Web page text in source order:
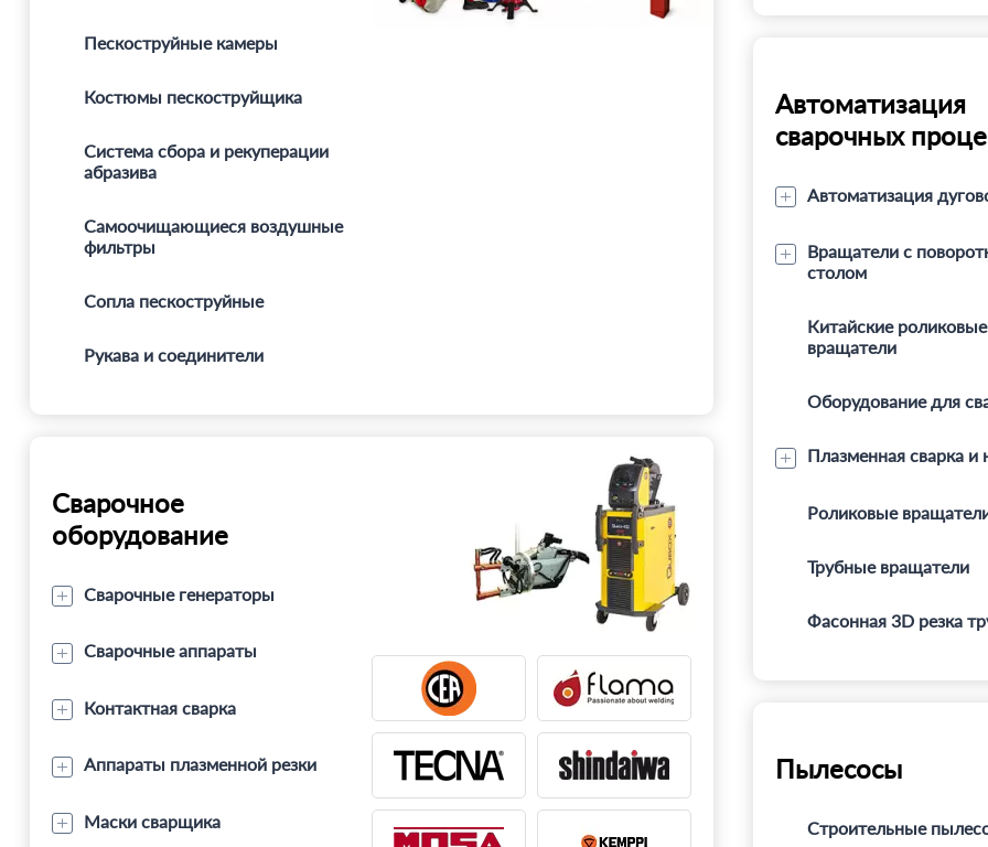
Пескоструйные камеры
Костюмы пескоструйщика
Система сбора и рекуперации
абразива
Самоочищающиеся воздушные
фильтры
Сопла пескоструйные
Рукава и соединители
Сварочное
оборудование
Сварочные генераторы
Сварочные аппараты
Контактная сварка
Аппараты плазменной резки
Маски сварщика
Автоматизация
сварочных
Автоматизация
Вращатели с
столом
Китайские роликовые
вращатели
Оборудование для
Плазменная сварка и
Роликовые
Трубные вращатели
Фасонная 3D резка
Пылесосы
Строительные